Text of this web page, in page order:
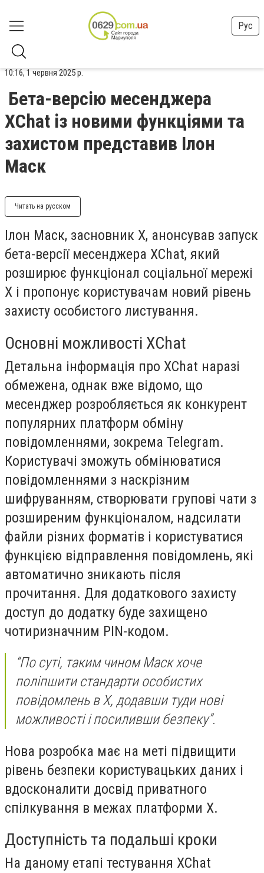
Рус
10:16, 1 червня 2025 р.
Бета-версію месенджера
XChat із новими функціями та
захистом представив Ілон
Маск
Читать на русском
Ілон Маск, засновник X, анонсував запуск
бета-версії месенджера XChat, який
розширює функціонал соціальної мережі
X і пропонує користувачам новий рівень
захисту особистого листування.
Основні можливості XChat
Детальна інформація про XChat наразі
обмежена, однак вже відомо, що
месенджер розробляється як конкурент
популярних платформ обміну
повідомленнями, зокрема Telegram.
Користувачі зможуть обмінюватися
повідомленнями з наскрізним
шифруванням, створювати групові чати з
розширеним функціоналом, надсилати
файли різних форматів і користуватися
функцією відправлення повідомлень, які
автоматично зникають після
прочитання. Для додаткового захисту
доступ до додатку буде захищено
чотиризначним PIN-кодом.
“По суті, таким чином Маск хоче
поліпшити стандарти особистих
повідомлень в X, додавши туди нові
можливості і посиливши безпеку”.
Нова розробка має на меті підвищити
рівень безпеки користувацьких даних і
вдосконалити досвід приватного
спілкування в межах платформи X.
Доступність та подальші кроки
На даному етапі тестування XChat